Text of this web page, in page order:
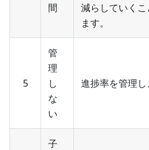
間
減らしていく
ます。
5
管
理
し
な
い
進捗率を管理し
子